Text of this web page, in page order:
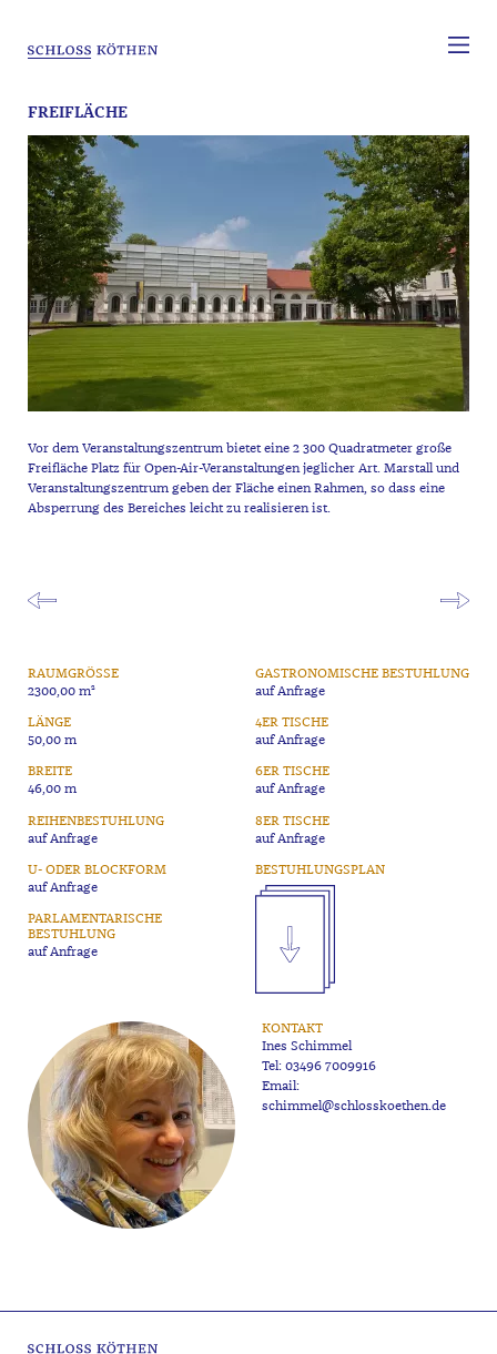
FREIFLÄCHE
Vor dem Veranstaltungszentrum bietet eine 2 300 Quadratmeter große
Freifläche Platz für Open-Air-Veranstaltungen jeglicher Art. Marstall und
Veranstaltungszentrum geben der Fläche einen Rahmen, so dass eine
Absperrung des Bereiches leicht zu realisieren ist.
RAUMGRÖSSE
2300,00 m²
LÄNGE
50,00 m
BREITE
46,00 m
REIHENBESTUHLUNG
auf Anfrage
U- ODER BLOCKFORM
auf Anfrage
PARLAMENTARISCHE
BESTUHLUNG
auf Anfrage
GASTRONOMISCHE BESTUHLUNG
auf Anfrage
4ER TISCHE
auf Anfrage
6ER TISCHE
auf Anfrage
8ER TISCHE
auf Anfrage
BESTUHLUNGSPLAN
KONTAKT
Ines Schimmel
Tel:03496 7009916
Email:
schimmel@schlosskoethen.de